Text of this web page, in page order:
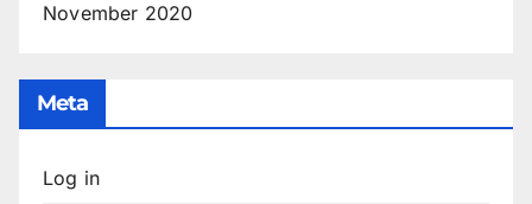
November 2020
Meta
Log in